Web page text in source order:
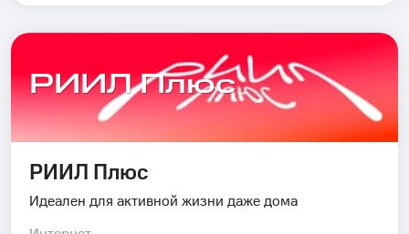
РИИЛ Плюс
РИИЛ Плюс
Идеален для активной жизни даже дома